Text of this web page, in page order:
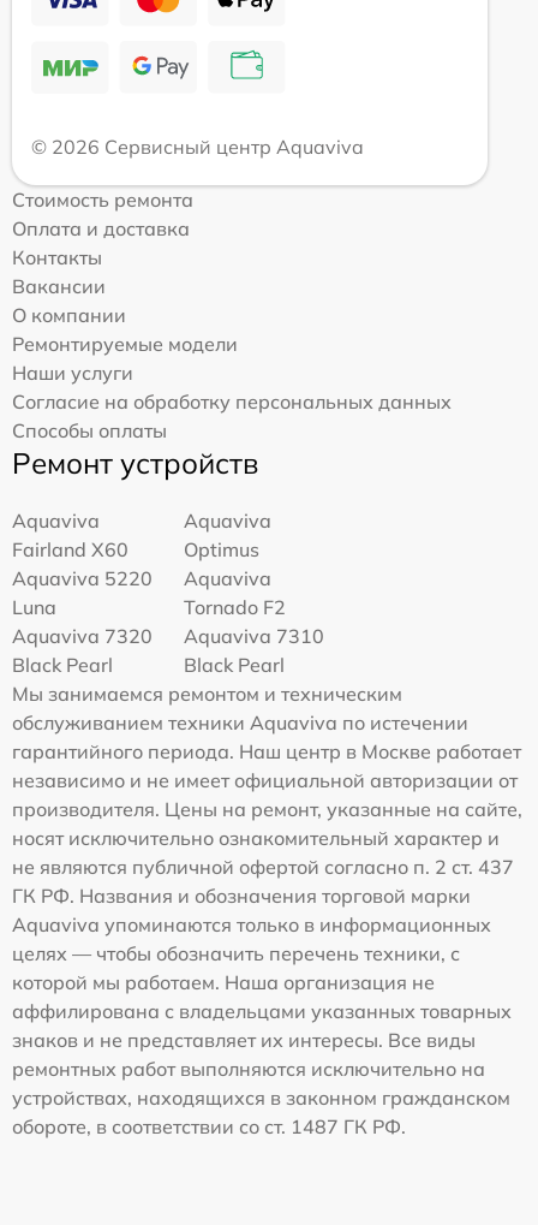
© 2026 Сервисный центр Aquaviva
Стоимость ремонта
Оплата и доставка
Контакты
Вакансии
О компании
Ремонтируемые модели
Наши услуги
Согласие на обработку персональных данных
Способы оплаты
Ремонт устройств
Aquaviva
Fairland X60
Aquaviva
Optimus
Aquaviva 5220
Luna
Aquaviva
Tornado F2
Aquaviva 7320
Black Pearl
Aquaviva 7310
Black Pearl
Мы занимаемся ремонтом и техническим
обслуживанием техники Aquaviva по истечении
гарантийного периода. Наш центр в Москве работает
независимо и не имеет официальной авторизации от
производителя. Цены на ремонт, указанные на сайте,
носят исключительно ознакомительный характер и
не являются публичной офертой согласно п. 2 ст. 437
ГК РФ. Названия и обозначения торговой марки
Aquaviva упоминаются только в информационных
целях — чтобы обозначить перечень техники, с
которой мы работаем. Наша организация не
аффилирована с владельцами указанных товарных
знаков и не представляет их интересы. Все виды
ремонтных работ выполняются исключительно на
устройствах, находящихся в законном гражданском
обороте, в соответствии со ст. 1487 ГК РФ.